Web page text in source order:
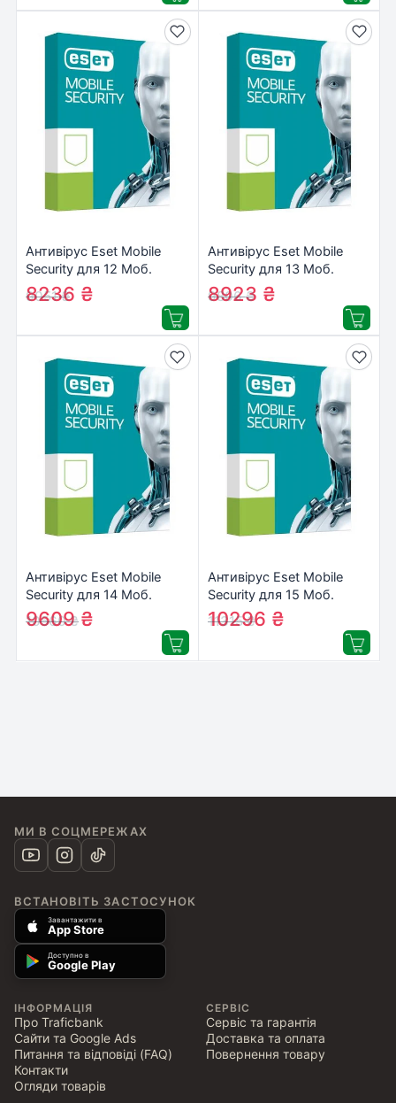
Антивірус Eset Mobile
Security для 12 Моб.
Пристр., ліцензія 2year
(27_12_2)
9051₴
8236 ₴
Антивірус Eset Mobile
Security для 13 Моб.
Пристр., ліцензія 2year
(27_13_2)
9806₴
8923 ₴
Антивірус Eset Mobile
Security для 14 Моб.
Пристр., ліцензія 2year
(27_14_2)
10560₴
9609₴
Антивірус Eset Mobile
Security для 15 Моб.
Пристр., ліцензія 2year
(27_15_2)
11315₴
10296 ₴
МИ В СОЦМЕРЕЖАХ
ВСТАНОВІТЬ ЗАСТОСУНОК
Завантажити в
App Store
Доступно в
Google Play
ІНФОРМАЦІЯ
Про Traficbank
Сайти та Google Ads
Питання та відповіді (FAQ)
Контакти
Огляди товарів
СЕРВІС
Сервіс та гарантія
Доставка та оплата
Повернення товару